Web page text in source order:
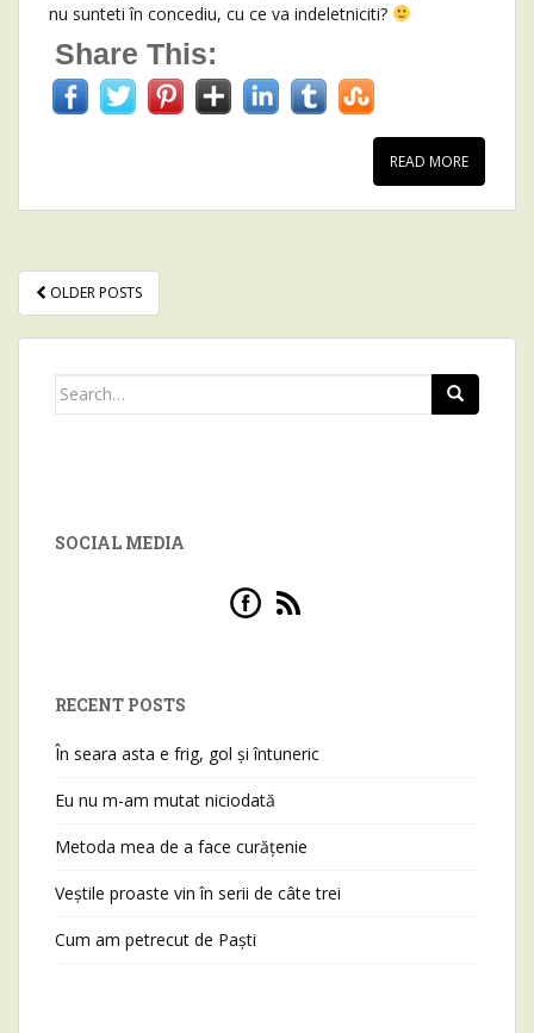
nu sunteti în concediu, cu ce va indeletniciti?
Share This:
READ MORE
POSTS NAVIGATION
OLDER POSTS
Search for:
SOCIAL MEDIA
RECENT POSTS
În seara asta e frig, gol și întuneric
Eu nu m-am mutat niciodată
Metoda mea de a face curățenie
Veștile proaste vin în serii de câte trei
Cum am petrecut de Paști